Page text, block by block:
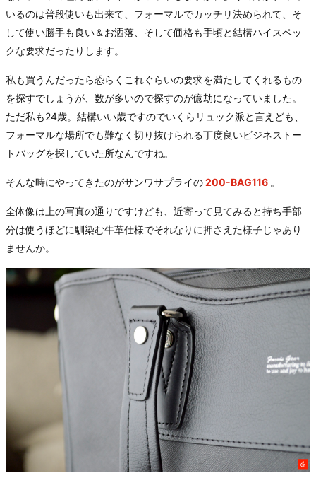
いるのは普段使いも出来て、フォーマルでカッチリ決められて、そ
して使い勝手も良い＆お洒落、そして価格も手頃と結構ハイスペッ
クな要求だったりします。
私も買うんだったら恐らくこれぐらいの要求を満たしてくれるもの
を探すでしょうが、数が多いので探すのが億劫になっていました。
ただ私も24歳。結構いい歳ですのでいくらリュック派と言えども、
フォーマルな場所でも難なく切り抜けられる丁度良いビジネストー
トバッグを探していた所なんですね。
そんな時にやってきたのがサンワサプライの200-BAG116 。
全体像は上の写真の通りですけども、近寄って見てみると持ち手部
分は使うほどに馴染む牛革仕様でそれなりに押さえた様子じゃあり
ませんか。